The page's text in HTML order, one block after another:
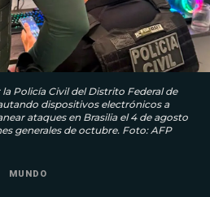
Policía Civil del Distrito Federal de
dispositivos electrónicos a
ataques en Brasilia el 4 de agosto
generales de octubre. Foto: AFP
MUNDO